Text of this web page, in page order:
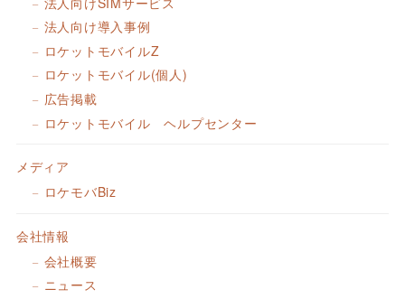
法人向け導入事例
ロケットモバイルZ
ロケットモバイル(個人)
広告掲載
ロケットモバイル ヘルプセンター
メディア
ロケモバBiz
会社情報
会社概要
ニュース